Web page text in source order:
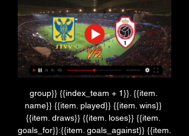
group}} {{index_team + 1}}. {{item.
name}} {{item. played}} {{item. wins}}
{{item. draws}} {{item. loses}} {{item.
goals_for}}:{{item. goals_against}} {{item.